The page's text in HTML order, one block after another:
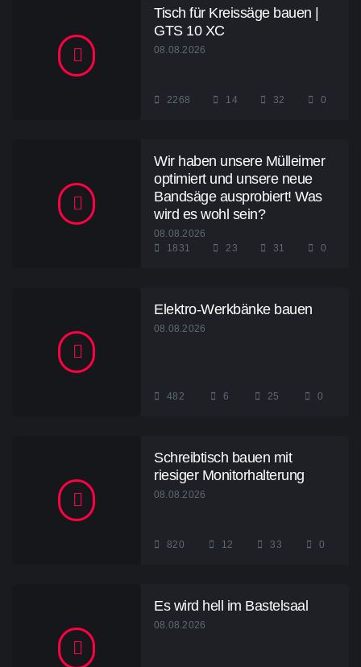
Tisch für Kreissäge bauen |
GTS 10 XC
08.08.2026
2268 14 32 0
Wir haben unsere Mülleimer
optimiert und unsere neue
Bandsäge ausprobiert! Was
wird es wohl sein?
08.08.2026
1831
23 31 0
Elektro-Werkbänke bauen
08.08.2026
482 6 25 0
Schreibtisch bauen mit
riesiger Monitorhalterung
08.08.2026
820 12 33 0
Es wird hell im Bastelsaal
08.08.2026